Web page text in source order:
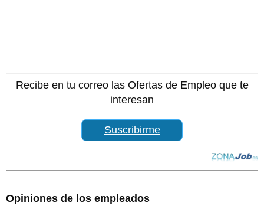
Recibe en tu correo las Ofertas de Empleo que te
interesan
Suscribirme
Opiniones de los empleados